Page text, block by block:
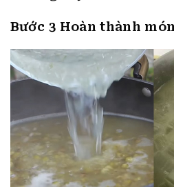
Bước 3 Hoàn thành